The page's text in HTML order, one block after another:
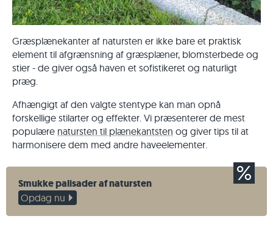
Græsplænekanter af natursten er ikke bare et praktisk
element til afgrænsning af græsplæner, blomsterbede og
stier - de giver også haven et sofistikeret og naturligt
præg.
Afhængigt af den valgte stentype kan man opnå
forskellige stilarter og effekter. Vi præsenterer de mest
populære natursten til plænekantsten og giver tips til at
harmonisere dem med andre haveelementer.
Smukke palisader af natursten
Opdag nu